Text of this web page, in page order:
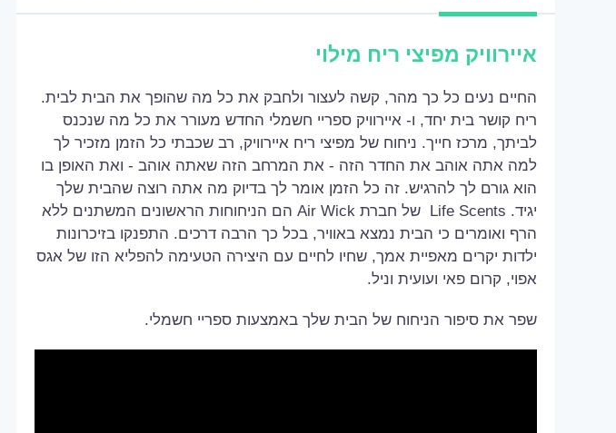
איירוויק מפיצי ריח מילוי
החיים נעים כל כך מהר, קשה לעצור ולחבק את כל מה שהופך את הבית לבית.
ריח קושר בית יחד, ו- איירוויק ספריי חשמלי החדש מעורר את כל מה שנכנס
לביתך, מרכז חייך. ניחוח של מפיצי ריח איירוויק, רב שכבתי כל הזמן מזכיר לך
למה אתה אוהב את החדר הזה - את המרחב הזה שאתה אוהב - ואת האופן בו
הוא גורם לך להרגיש. זה כל הזמן אומר לך בדיוק מה אתה רוצה שהבית שלך
יגיד. Life Scents של חברת Air Wick הם הניחוחות הראשונים המשתנים ללא
הרף ואומרים כי הבית נמצא באוויר, בכל כך הרבה דרכים. התפנקו בזיכרונות
ילדות יקרים מאפיית אמך, שחיו לחיים עם היצירה הטעימה להפליא הזו של אגס
אפוי, קרום פאי ועועית וניל.
שפר את סיפור הניחוח של הבית שלך באמצעות ספריי חשמלי.